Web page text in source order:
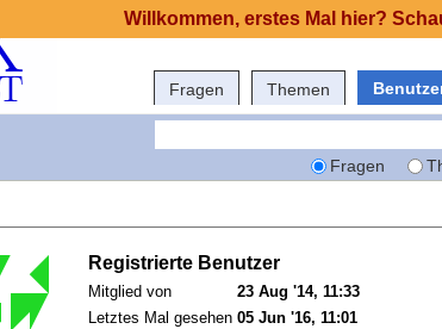
Fragen Themen
Fragen
Registrierte Benutzer
Mitglied von
23 Aug '14, 11:33
Letztes Mal gesehen 05 Jun '16, 11:01
Willkommen, erstes Mal hier?